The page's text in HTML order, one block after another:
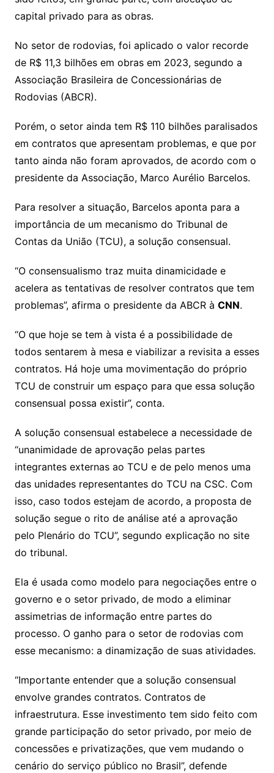
n
k
p
p
m
a
s
o
m
s
a
g
e
o
k.
c
o
m
p
e
o
o
M
ai
l
a
d
s
l e
capital privado para as obras.
No setor de rodovias, foi aplicado o valor recorde
de R$ 11,3 bilhões em obras em 2023, segundo a
Associação Brasileira de Concessionárias de
Rodovias (ABCR).
Porém, o setor ainda tem R$ 110 bilhões paralisados
em contratos que apresentam problemas, e que por
tanto ainda não foram aprovados, de acordo com o
presidente da Associação, Marco Aurélio Barcelos.
Para resolver a situação, Barcelos aponta para a
importância de um mecanismo do Tribunal de
Contas da União (TCU), a solução consensual.
“O consensualismo traz muita dinamicidade e
acelera as tentativas de resolver contratos que tem
problemas”, afirma o presidente da ABCR à CNN.
“O que hoje se tem à vista é a possibilidade de
todos sentarem à mesa e viabilizar a revisita a esses
contratos. Há hoje uma movimentação do próprio
TCU de construir um espaço para que essa solução
consensual possa existir”, conta.
A solução consensual estabelece a necessidade de
“unanimidade de aprovação pelas partes
integrantes externas ao TCU e de pelo menos uma
das unidades representantes do TCU na CSC. Com
isso, caso todos estejam de acordo, a proposta de
solução segue o rito de análise até a aprovação
pelo Plenário do TCU”, segundo explicação no site
do tribunal.
Ela é usada como modelo para negociações entre o
governo e o setor privado, de modo a eliminar
assimetrias de informação entre partes do
processo. O ganho para o setor de rodovias com
esse mecanismo: a dinamização de suas atividades.
“Importante entender que a solução consensual
envolve grandes contratos. Contratos de
infraestrutura. Esse investimento tem sido feito com
grande participação do setor privado, por meio de
concessões e privatizações, que vem mudando o
cenário do serviço público no Brasil”, defende